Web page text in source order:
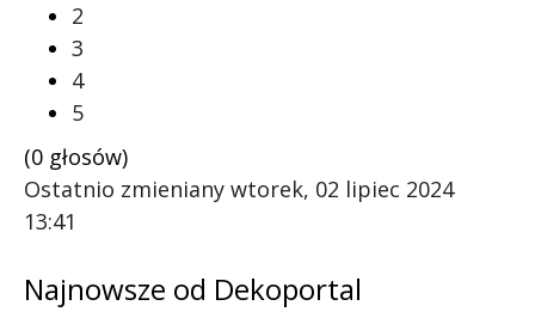
2
3
4
5
(0 głosów)
Ostatnio zmieniany wtorek, 02 lipiec 2024
13:41
Najnowsze od Dekoportal